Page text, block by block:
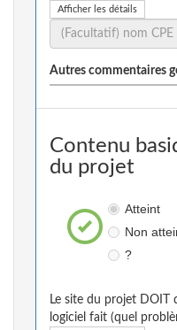
Afficher les détails
Autres commentaires
Contenu
du projet
Atteint
Non
?
Le site du projet DOIT
logiciel fait (quel